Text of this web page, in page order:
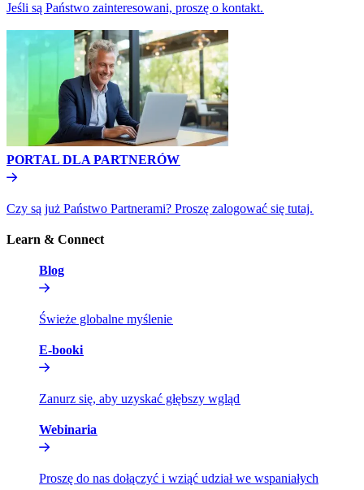
Jeśli są Państwo zainteresowani, proszę o kontakt.​​
PORTAL DLA PARTNERÓW​​
Czy są już Państwo Partnerami? Proszę zalogować się tutaj.​​
Learn & Connect​​
Blog​​
Świeże globalne myślenie​​
E-booki​​
Zanurz się, aby uzyskać głębszy wgląd​​
Webinaria​​
Proszę do nas dołączyć i wziąć udział we wspaniałych